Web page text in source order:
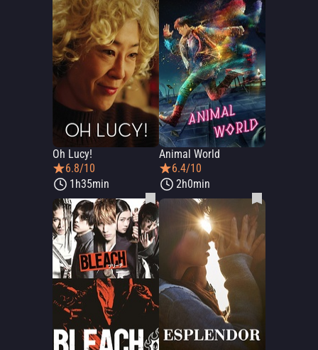
Oh Lucy!
6.8/10
1h35min
Animal World
6.4/10
2h0min